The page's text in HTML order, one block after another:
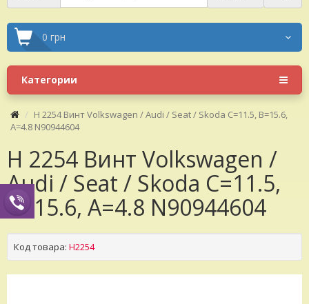
0 грн
Категории
H 2254 Винт Volkswagen / Audi / Seat / Skoda C=11.5, B=15.6,
A=4.8 N90944604
H 2254 Винт Volkswagen /
Audi / Seat / Skoda C=11.5,
B=15.6, A=4.8 N90944604
Код товара: H2254